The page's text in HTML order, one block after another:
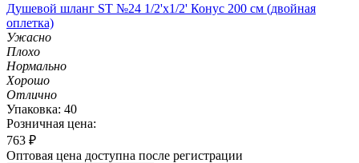
Душевой шланг ST №24 1/2'х1/2' Конус 200 см (двойная
оплетка)
Ужасно
Плохо
Нормально
Хорошо
Отлично
Упаковка: 40
Розничная цена:
763 ₽
Оптовая цена доступна после регистрации